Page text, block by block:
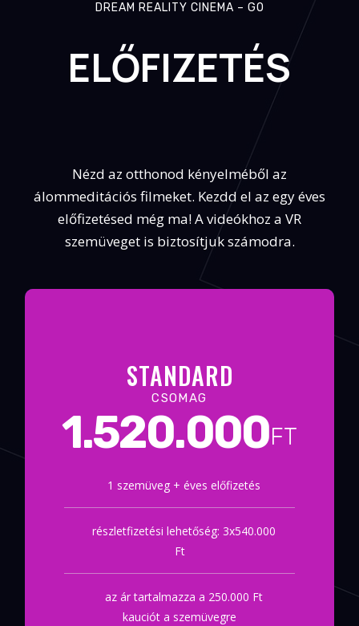
DREAM REALITY CINEMA – GO
ELŐFIZETÉS
Nézd az otthonod kényelméből az
álommeditációs filmeket. Kezdd el az egy éves
előfizetésed még ma! A videókhoz a VR
szemüveget is biztosítjuk számodra.
STANDARD
CSOMAG
1.520.000FT
1 szemüveg + éves előfizetés
részletfizetési lehetőség: 3x540.000
Ft
az ár tartalmazza a 250.000 Ft
kauciót a szemüvegre